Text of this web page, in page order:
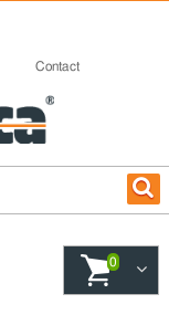
Contact
0